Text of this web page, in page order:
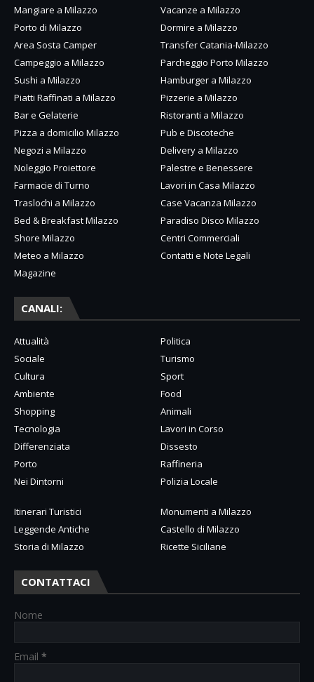
Mangiare a Milazzo
Vacanze a Milazzo
Porto di Milazzo
Dormire a Milazzo
Area Sosta Camper
Transfer Catania-Milazzo
Campeggio a Milazzo
Parcheggio Porto Milazzo
Sushi a Milazzo
Hamburger a Milazzo
Piatti Raffinati a Milazzo
Pizzerie a Milazzo
Bar e Gelaterie
Ristoranti a Milazzo
Pizza a domicilio Milazzo
Pub e Discoteche
Negozi a Milazzo
Delivery a Milazzo
Noleggio Proiettore
Palestre e Benessere
Farmacie di Turno
Lavori in Casa Milazzo
Traslochi a Milazzo
Case Vacanza Milazzo
Bed & Breakfast Milazzo
Paradiso Disco Milazzo
Shore Milazzo
Centri Commerciali
Meteo a Milazzo
Contatti e Note Legali
Magazine
CANALI:
Attualità
Politica
Sociale
Turismo
Cultura
Sport
Ambiente
Food
Shopping
Animali
Tecnologia
Lavori in Corso
Differenziata
Dissesto
Porto
Raffineria
Nei Dintorni
Polizia Locale
Itinerari Turistici
Monumenti a Milazzo
Leggende Antiche
Castello di Milazzo
Storia di Milazzo
Ricette Siciliane
CONTATTACI
Nome
Email *